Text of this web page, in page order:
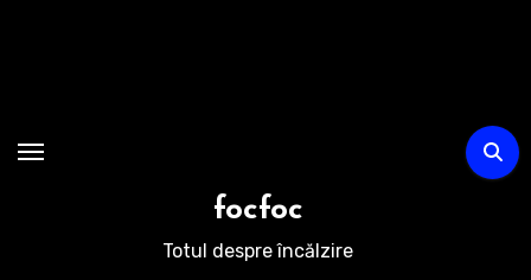
focfoc
Totul despre încălzire